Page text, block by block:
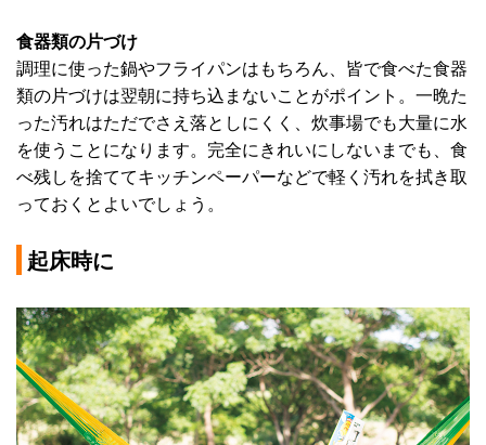
食器類の片づけ
調理に使った鍋やフライパンはもちろん、皆で食べた食器
類の片づけは翌朝に持ち込まないことがポイント。一晩た
った汚れはただでさえ落としにくく、炊事場でも大量に水
を使うことになります。完全にきれいにしないまでも、食
べ残しを捨ててキッチンペーパーなどで軽く汚れを拭き取
っておくとよいでしょう。
起床時に